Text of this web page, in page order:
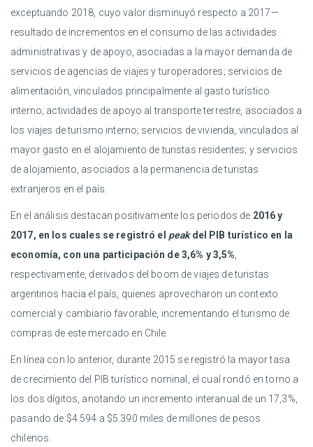
exceptuando 2018, cuyo valor disminuyó respecto a 2017—
resultado de incrementos en el consumo de las actividades
administrativas y de apoyo, asociadas a la mayor demanda de
servicios de agencias de viajes y turoperadores; servicios de
alimentación, vinculados principalmente al gasto turístico
interno; actividades de apoyo al transporte terrestre, asociados a
los viajes de turismo interno; servicios de vivienda, vinculados al
mayor gasto en el alojamiento de turistas residentes; y servicios
de alojamiento, asociados a la permanencia de turistas
extranjeros en el país.
En el análisis destacan positivamente los periodos de 2016 y
2017, en los cuales se registró el peakdel PIB turístico en la
economía, con una participación de 3,6% y 3,5%
respectivamente, derivados del boom de viajes de turistas
argentinos hacia el país, quienes aprovecharon un contexto
comercial y cambiario favorable, incrementando el turismo de
compras de este mercado en Chile.
En línea con lo anterior, durante 2015 se registró la mayor tasa
de crecimiento del PIB turístico nominal, el cual rondó en torno a
los dos dígitos, anotando un incremento interanual de un 17,3%,
pasando de $4.594 a $5.390 miles de millones de pesos
chilenos.